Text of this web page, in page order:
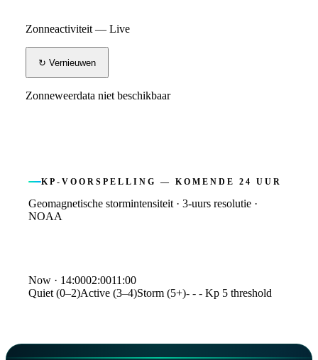
Zonneactiviteit — Live
↻ Vernieuwen
Zonneweerdata niet beschikbaar
KP-VOORSPELLING — KOMENDE 24 UUR
Geomagnetische stormintensiteit · 3-uurs resolutie ·
NOAA
Kp index forecast
Time
Kp
20:00
3.3
23:00
2.7
Now · 14:0002:0011:00
Quiet (0–2)Active (3–4)Storm (5+)- - - Kp 5 threshold